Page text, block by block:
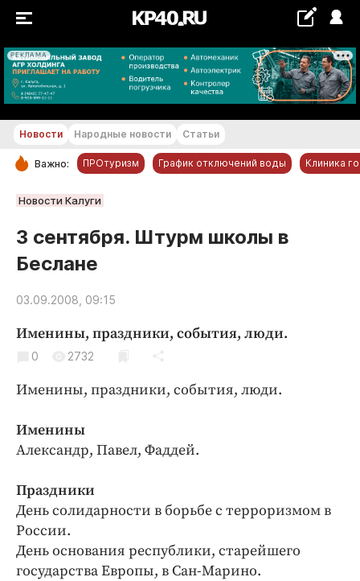
РЕКЛАМА
+16...+17 °С
РУБРИКИ
Обнинск
Новости компаний
Статьи
Народные новости
Благоустройство
Культура
Образование
Погода
Праздники
Происшествия
Спорт
Новости Народные новости Статьи
Важно: ПРОтуризм График отключений воды Клиника
Новости Калуги
3 сентября. Штурм школы в
Беслане
03.09.2008, 09:15
Именины, праздники, события, люди.
0 2732
Именины, праздники, события, люди.
Именины
Александр, Павел, Фаддей.
Праздники
День солидарности в борьбе с терроризмом в
России.
День основания республики, старейшего
государства Европы, в Сан-Марино.